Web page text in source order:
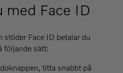
med Face ID
stöder Face ID betalar du
följande sätt:
titta snabbt på